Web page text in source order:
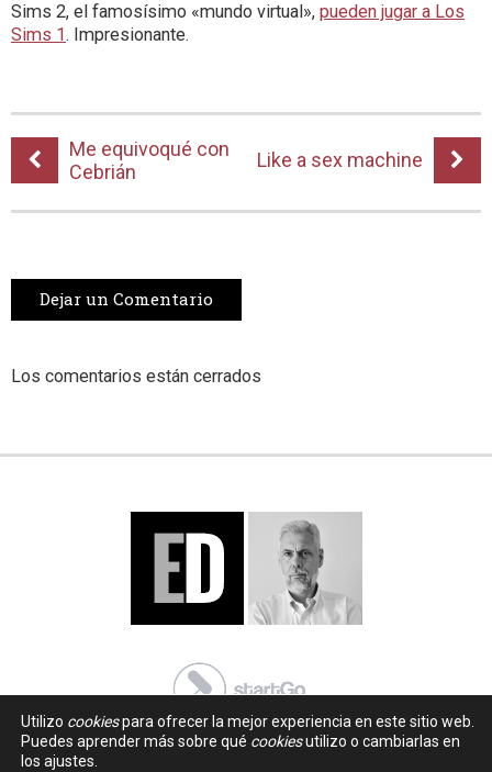
Sims 2, el famosísimo «mundo virtual», pueden jugar a Los
Sims 1. Impresionante.
Me equivoqué con
Cebrián
Like a sex machine
Dejar un Comentario
Los comentarios están cerrados
Utilizo cookiespara ofrecer la mejor experiencia en este sitio web.
Puedes aprender más sobre qué cookiesutilizo o cambiarlas en
los ajustes.